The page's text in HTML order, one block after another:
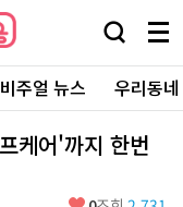
검
창
열
기
메
뉴
전
체
보
비주얼 뉴스 우리동
케어'까지 한번